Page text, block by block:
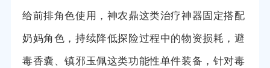
给前排角色使用，神农鼎这类治疗神器固定搭配
奶妈角色，持续降低探险过程中的物资损耗，避
毒香囊、镇邪玉佩这类功能性单件装备，针对毒